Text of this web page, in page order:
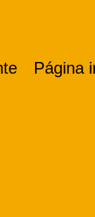
Página